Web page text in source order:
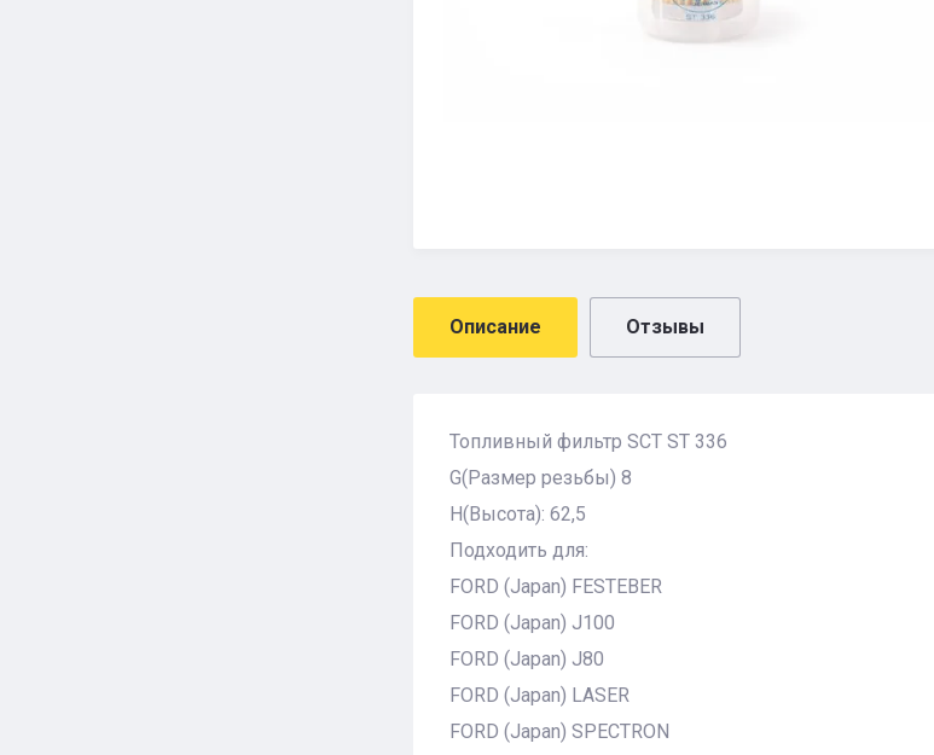
Описание Отзывы
Топливный фильтр SCT ST 336
G(Размер резьбы) 8
H(Высота): 62,5
Подходить для:
FORD (Japan) FESTEBER
FORD (Japan) J100
FORD (Japan) J80
FORD (Japan) LASER
FORD (Japan) SPECTRON